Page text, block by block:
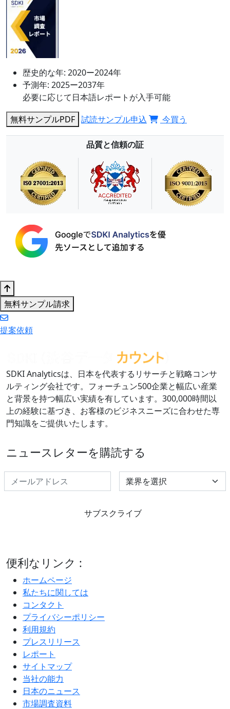
歴史的な年: 2020ー2024年
予測年: 2025ー2037年
必要に応じて日本語レポートが入手可能
無料サンプルPDF 試読サンプル申込 今買う
品質と信頼の証
無料サンプル請求
提案依頼
SDKI Analyticsは、日本を代表するリサーチと戦略コンサ
ルティング会社です。フォーチュン500企業と幅広い産業
と背景を持つ幅広い実績を有しています。300,000時間以
上の経験に基づき、お客様のビジネスニーズに合わせた専
門知識をご提供いたします。
ニュースレターを購読する
Select Industry
サブスクライブ
便利なリンク :
ホームページ
私たちに関しては
コンタクト
プライバシーポリシー
利用規約
プレスリリース
レポート
サイトマップ
当社の能力
日本のニュース
市場調査資料